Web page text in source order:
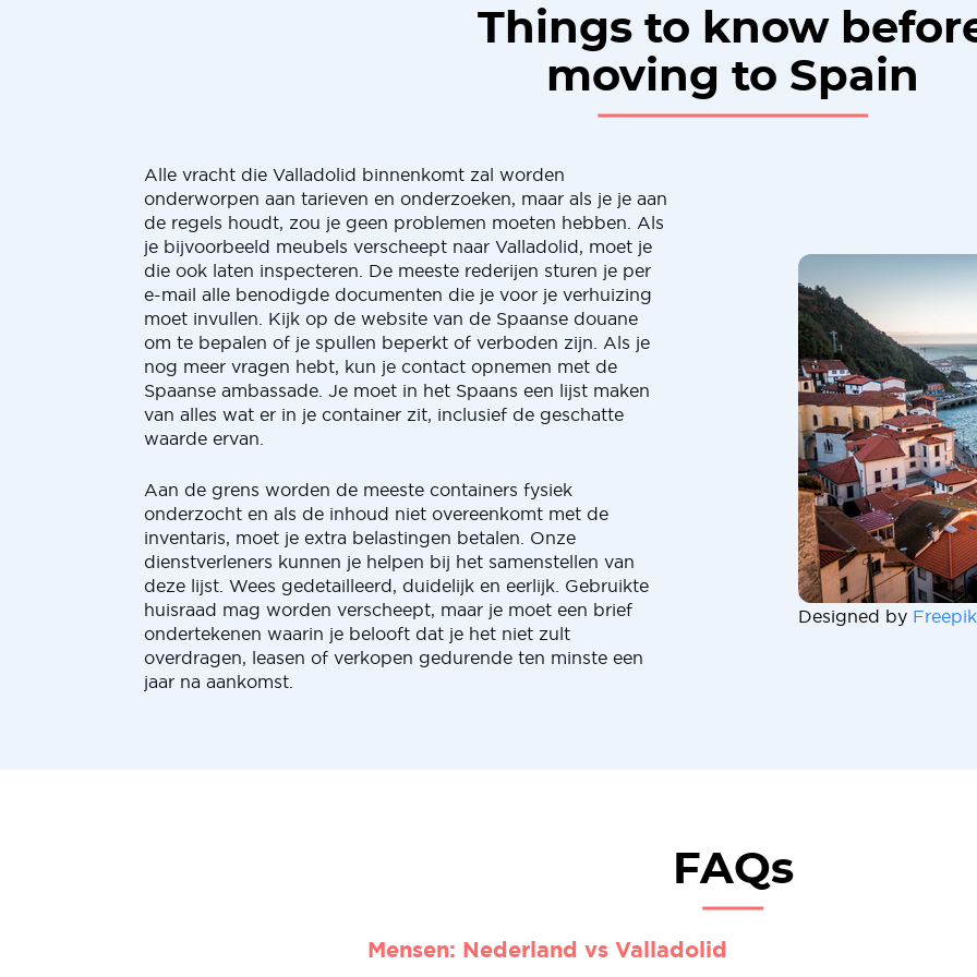
Things to know
moving to Spain
Alle vracht die Valladolid binnenkomt zal worden
onderworpen aan tarieven en onderzoeken, maar als je je aan
de regels houdt, zou je geen problemen moeten hebben. Als
je bijvoorbeeld meubels verscheept naar Valladolid, moet je
die ook laten inspecteren. De meeste rederijen sturen je per
e-mail alle benodigde documenten die je voor je verhuizing
moet invullen. Kijk op de website van de Spaanse douane
om te bepalen of je spullen beperkt of verboden zijn. Als je
nog meer vragen hebt, kun je contact opnemen met de
Spaanse ambassade. Je moet in het Spaans een lijst maken
van alles wat er in je container zit, inclusief de geschatte
waarde ervan.
Aan de grens worden de meeste containers fysiek
onderzocht en als de inhoud niet overeenkomt met de
inventaris, moet je extra belastingen betalen. Onze
dienstverleners kunnen je helpen bij het samenstellen van
deze lijst. Wees gedetailleerd, duidelijk en eerlijk. Gebruikte
huisraad mag worden verscheept, maar je moet een brief
ondertekenen waarin je belooft dat je het niet zult
overdragen, leasen of verkopen gedurende ten minste een
jaar na aankomst.
Designed by
FAQs
Mensen: Nederland vs Valladolid